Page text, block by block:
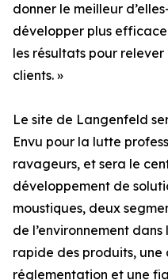
donner le meilleur
développer plus
les résultats pour
clients. »
Le site de Langenfeld
Envu pour la lutte
ravageurs, et sera le
développement de
moustiques, deux
de l’environnement
rapide des produits, une
réglementation et une